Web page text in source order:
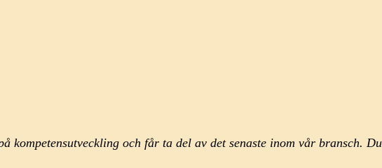
och får ta del av det senaste inom vår bransch. Du